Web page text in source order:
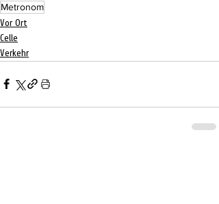
Metronom
Vor Ort
Celle
Verkehr